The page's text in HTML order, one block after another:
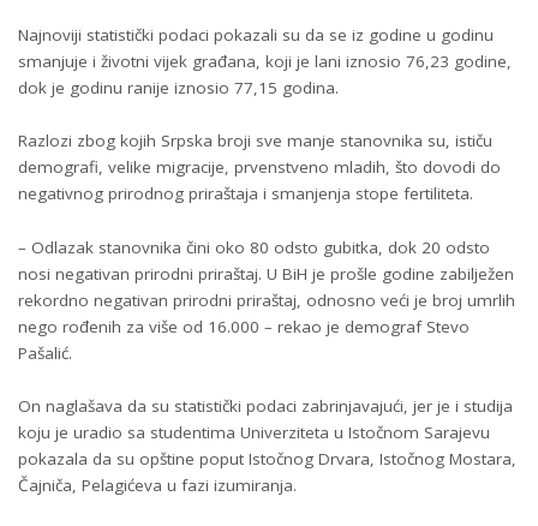
Najnoviji statistički podaci pokazali su da se iz godine u godinu
smanjuje i životni vijek građana, koji je lani iznosio 76,23 godine,
dok je godinu ranije iznosio 77,15 godina.
Razlozi zbog kojih Srpska broji sve manje stanovnika su, ističu
demografi, velike migracije, prvenstveno mladih, što dovodi do
negativnog prirodnog priraštaja i smanjenja stope fertiliteta.
– Odlazak stanovnika čini oko 80 odsto gubitka, dok 20 odsto
nosi negativan prirodni priraštaj. U BiH je prošle godine zabilježen
rekordno negativan prirodni priraštaj, odnosno veći je broj umrlih
nego rođenih za više od 16.000 – rekao je demograf Stevo
Pašalić.
On naglašava da su statistički podaci zabrinjavajući, jer je i studija
koju je uradio sa studentima Univerziteta u Istočnom Sarajevu
pokazala da su opštine poput Istočnog Drvara, Istočnog Mostara,
Čajniča, Pelagićeva u fazi izumiranja.